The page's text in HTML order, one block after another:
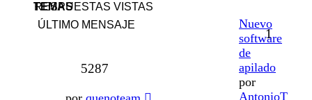
TEMAS
RESPUESTAS VISTAS
ÚLTIMO MENSAJE
Nuevo
software
de
apilado
por
AntonioT
1
5287